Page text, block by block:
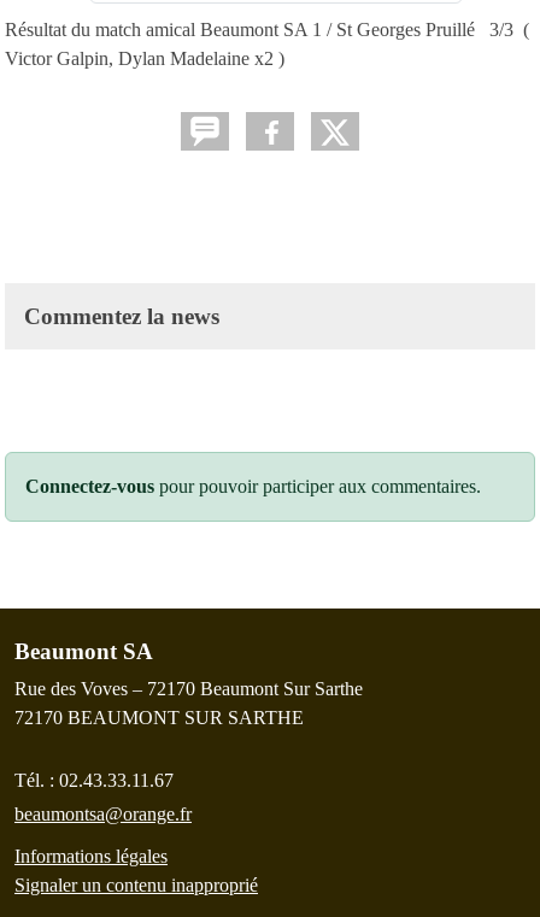
Résultat du match amical Beaumont SA 1 / St Georges Pruillé 3/3 (
Victor Galpin, Dylan Madelaine x2 )
Commentez la news
Connectez-vous pour pouvoir participer aux commentaires.
Beaumont SA
Rue des Voves – 72170 Beaumont Sur Sarthe
72170 BEAUMONT SUR SARTHE
Tél. : 02.43.33.11.67
beaumontsa@orange.fr
Informations légales
Signaler un contenu inapproprié